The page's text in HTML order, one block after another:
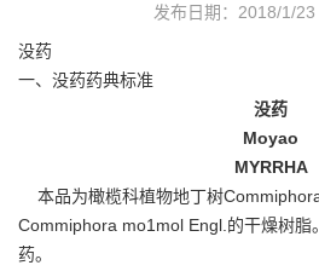
发布日期：2018/1/
没药
一、没药药典标准
没药
Moyao
MYRRHA
本品为橄榄科植物地丁树
Commiphora mo1mol Engl.的干燥树脂
药。